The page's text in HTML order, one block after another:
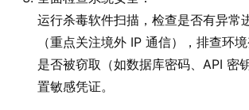
运行杀毒软件扫描，检查是否有异常
（重点关注境外 IP 通信），排查环
是否被窃取（如数据库密码、API 密
置敏感凭证。